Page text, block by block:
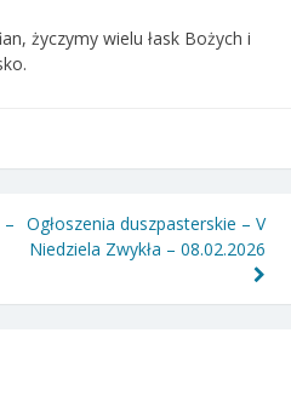
życzymy wielu łask Bożych i
– Ogłoszenia duszpasterskie – V
Niedziela Zwykła – 08.02.2026